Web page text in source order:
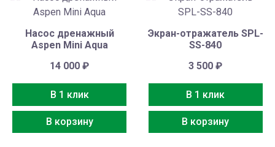
Насос дренажный
Aspen Mini Aqua
14 000₽
В 1 клик
В корзину
Экран-отражатель SPL-
SS-840
3 500₽
В 1 клик
В корзину